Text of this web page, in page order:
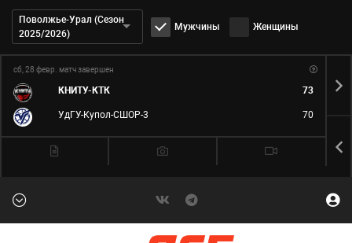
Дивизион:
Поволжье-Урал (Сезон
2025/2026)
Мужчины Женщины
сб, 28 февр. матч завершен
КНИТУ-КТК 73
УдГУ-Купол-СШОР-3 70